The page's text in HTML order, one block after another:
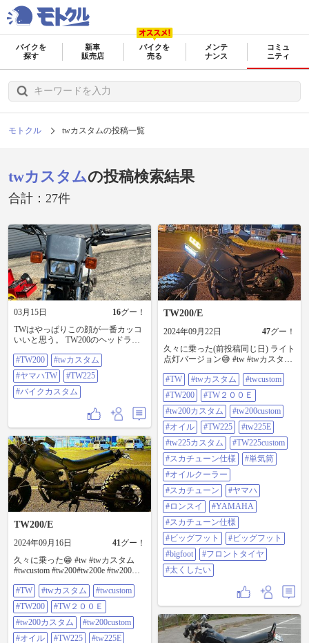
バイクを
探す
新車
販売店
バイクを
売る
メンテ
ナンス
コミュ
ニティ
モトクル twカスタムの投稿一覧
twカスタムの投稿検索結果
合計：27件
03月15日 16グー！
TWはやっぱりこの顔が一番カッコ
いいと思う。 TW200のヘッドライ
ただし中身はちょっとこだわって
ます。 レンズは雰囲気重視のガラ
スレンズ。 そしてバルブは交流で
も使用できるLEDバルブを採用。
だとチラついたり使えなかったり
することも多いんですが、このLED
ク。 でも明るさは現代仕様。 TW
はやっぱりこの純正フェイスが似
合いますね。 TWのヘッドライトを
LED化する人の参考になれば嬉しい
です。 気になる方はぜひ保存して
おいてください。 #TW200 #TWカ
スタム #ヤマハTW #TW225 #バイク
#TW200
#twカスタム
#ヤマハTW
#TW225
#バイクカスタム
TW200/E
2024年09月22日 47グー！
久々に乗った(前投稿同じ日) ライト
点灯バージョン😅 #tw #twカスタム
スタム #tw200custom #オイル
#tw225#tw225e #tw225カスタム
#tw225custom #スカチューン仕様 #
単気筒 #オイルクーラー#スカチュ
ーン#やまは#ロンスイ #YAMAHA#
スカチューン仕様 #ビックフット#
ビッグフット#bigfoot #フロントタ
イヤ #太くしたい
#TW #twカスタム
#twcustom
#TW200
#TW２００Ｅ
#tw200カスタム
#tw200custom
#オイル
#TW225
#tw225E
#tw225カスタム
#TW225custom
#スカチューン仕様
#単気筒
#オイルクーラー
#スカチューン
#ヤマハ
#ロンスイ
#YAMAHA
#スカチューン仕様
#ビッグフット
#ビッグフット
#bigfoot
#フロントタイヤ
#太くしたい
TW200/E
2024年09月16日 41グー！
久々に乗った😁 #tw #twカスタム
#twcustom #tw200#tw200e #tw200カ
#tw225#tw225e #tw225カスタム
#tw225custom #スカチューン仕様 #
単気筒 #オイルクーラー#スカチュ
ーン#やまは#ロンスイ #YAMAHA#
スカチューン仕様 #ビックフット#
#TW #twカスタム
#twcustom
#TW200
#TW２００Ｅ
#tw200カスタム
#tw200custom
#オイル
#TW225
#tw225E